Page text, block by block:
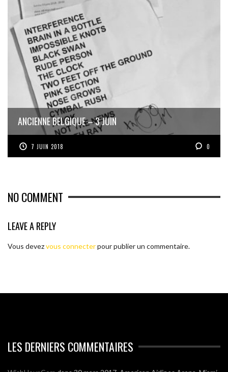
ANCIENNE BELGIQUE – 3 JUIN
7 JUIN 2018 0
NO COMMENT
LEAVE A REPLY
Vous devezvous connecterpour publier un commentaire.
LES DERNIERS COMMENTAIRES